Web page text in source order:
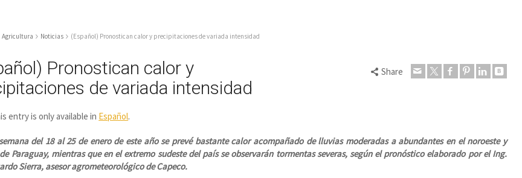
Agricultura Noticias (Español) Pronostican calor y precipitaciones de variada intensidad
Pronostican calor y
de variada intensidad
Share
entry is only available in Español.
del 18 al 25 de enero de este año se prevé bastante calor acompañado de lluvias moderadas a abundantes en el noroeste y
Paraguay, mientras que en el extremo sudeste del país se observarán tormentas severas, según el pronóstico elaborado por el Ing.
Sierra, asesor agrometeorológico de Capeco.